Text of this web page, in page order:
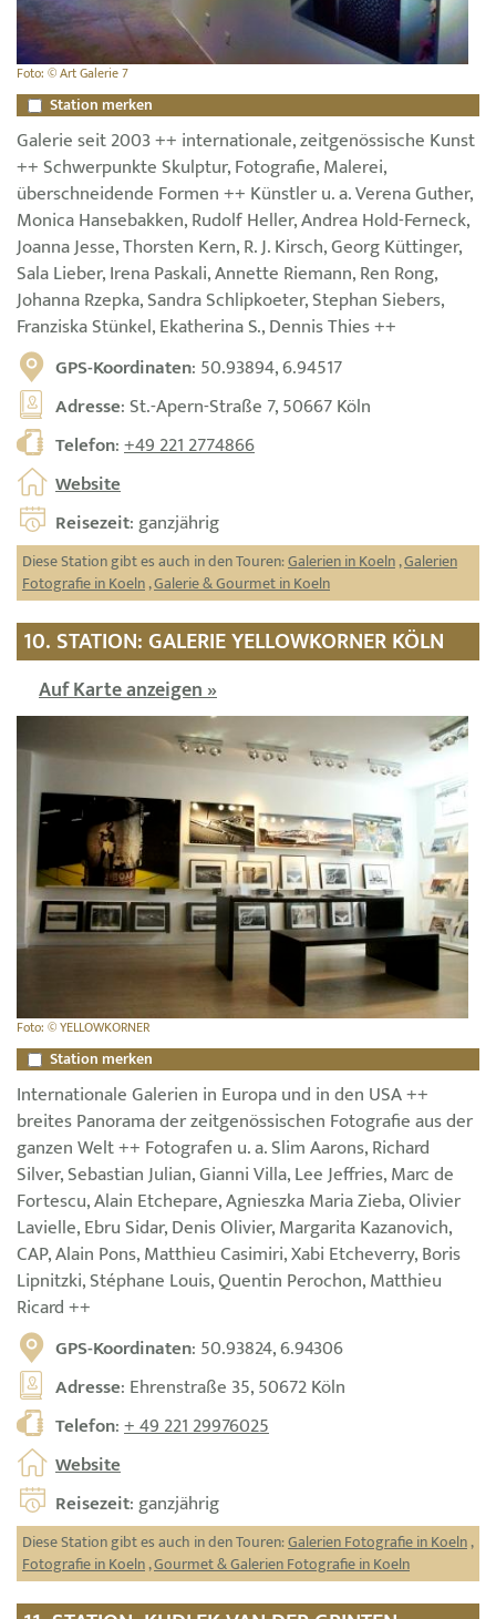
Foto: © Art Galerie 7
Station merken
Galerie seit 2003 ++ internationale, zeitgenössische Kunst
++ Schwerpunkte Skulptur, Fotografie, Malerei,
überschneidende Formen ++ Künstler u. a. Verena Guther,
Monica Hansebakken, Rudolf Heller, Andrea Hold-Ferneck,
Joanna Jesse, Thorsten Kern, R. J. Kirsch, Georg Küttinger,
Sala Lieber, Irena Paskali, Annette Riemann, Ren Rong,
Johanna Rzepka, Sandra Schlipkoeter, Stephan Siebers,
Franziska Stünkel, Ekatherina S., Dennis Thies ++
GPS-Koordinaten: 50.93894, 6.94517
Adresse: St.-Apern-Straße 7, 50667 Köln
Telefon:+49 221 2774866
Website
Reisezeit: ganzjährig
Diese Station gibt es auch in den Touren:Galerien in Koeln,Galerien
Fotografie in Koeln,Galerie & Gourmet in Koeln
10. STATION: GALERIE YELLOWKORNER KÖLN
Auf Karte anzeigen »
Foto: © YELLOWKORNER
Station merken
Internationale Galerien in Europa und in den USA ++
breites Panorama der zeitgenössischen Fotografie aus der
ganzen Welt ++ Fotografen u. a. Slim Aarons, Richard
Silver, Sebastian Julian, Gianni Villa, Lee Jeffries, Marc de
Fortescu, Alain Etchepare, Agnieszka Maria Zieba, Olivier
Lavielle, Ebru Sidar, Denis Olivier, Margarita Kazanovich,
CAP, Alain Pons, Matthieu Casimiri, Xabi Etcheverry, Boris
Lipnitzki, Stéphane Louis, Quentin Perochon, Matthieu
Ricard ++
GPS-Koordinaten: 50.93824, 6.94306
Adresse: Ehrenstraße 35, 50672 Köln
Telefon:+ 49 221 29976025
Website
Reisezeit: ganzjährig
Diese Station gibt es auch in den Touren:Galerien Fotografie in Koeln,
Fotografie in Koeln,Gourmet & Galerien Fotografie in Koeln